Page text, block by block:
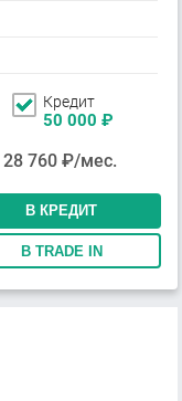
Кредит
50 000 ₽
28 760₽/мес.
В КРЕДИТ
В TRADE IN